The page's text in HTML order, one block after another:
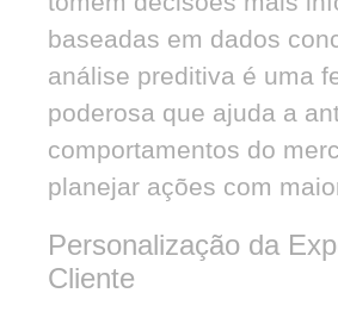
baseadas em dados
análise preditiva é uma
poderosa que ajuda a
comportamentos do
planejar ações com
Personalização da
Cliente